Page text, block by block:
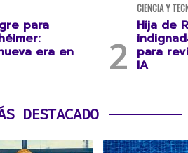
para
era en
CIENCIA Y
Hija de
para
IA
DESTACADO